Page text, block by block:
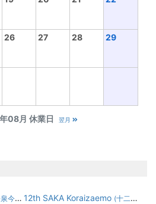
08月 休業日 翌月
26 27 28 29
衛門) 12th SAKA Koraizaemo (十二代 坂 高麗左衛門)